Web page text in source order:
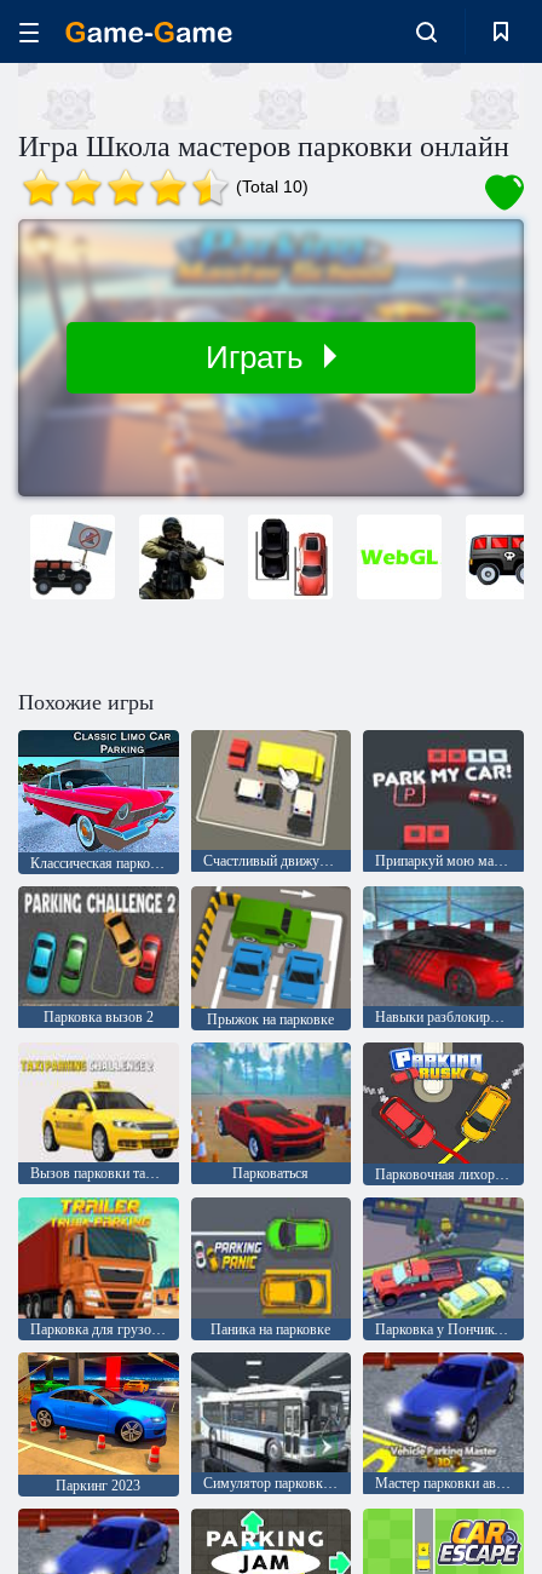
Игра Школа мастеров парковки онлайн
(Total 10)
Играть
Похожие игры
Классическая парковка для лимузинов Счастливый движущийся автомобиль Припаркуй мою машину!
Парковка вызов 2 Прыжок на парковке Навыки разблокировки парковки суперкаров
Вызов парковки такси 2 Парковаться Парковочная лихорадка
Парковка для грузовиков с прицепами Паника на парковке Парковка у Пончиковой
Паркинг 2023 Симулятор парковки городского автобуса 3D Мастер парковки автомобилей 3D